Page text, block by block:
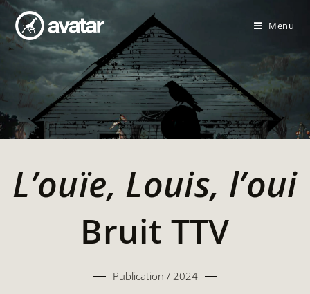
Menu
L’ouïe, Louis, l’oui
Bruit TTV
Publication / 2024